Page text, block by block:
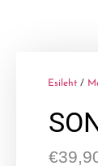
Esileht /
€